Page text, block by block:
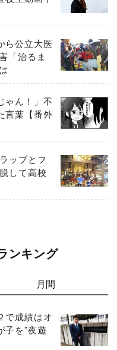
ら公立大医
「治るま
ゃん！」不
言葉【番外
ップとフ
して高校
ンキング
月間
で成績はオ
子を”夜遊